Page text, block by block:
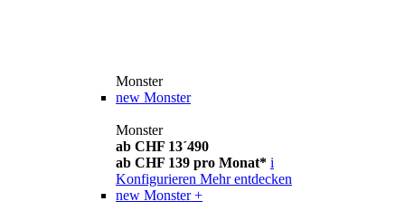
Monster
new Monster
Monster
ab CHF 13´490
ab CHF 139 pro Monat* i
Konfigurieren Mehr entdecken
new Monster +